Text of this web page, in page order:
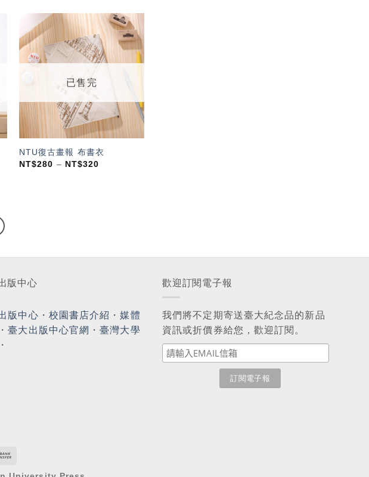
加入
望輕
已售完
NTU復古畫報 布書衣
NT$280 – NT$320
版中心
版中心 ・ 校園書店介紹 ・媒體
・臺大出版中心官網 ・臺灣大學
・
歡迎訂閱電子報
我們將不定期寄送臺大紀念品的新品
資訊或折價券給您，歡迎訂閱。